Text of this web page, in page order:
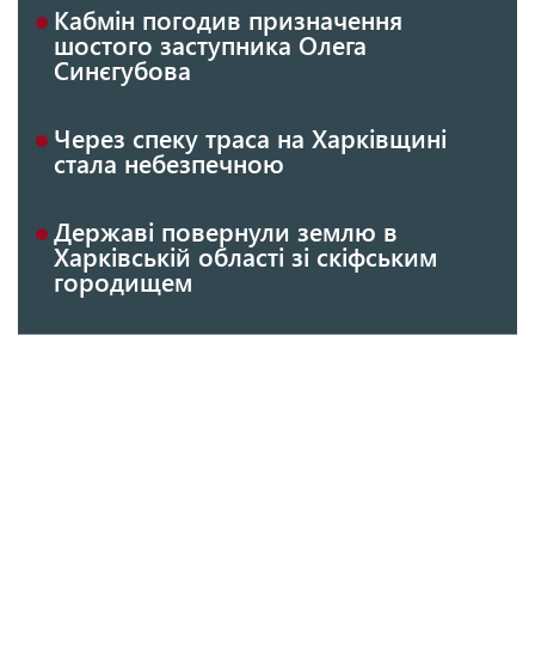
Кабмін погодив призначення
шостого заступника Олега
Синєгубова
Через спеку траса на Харківщині
стала небезпечною
Державі повернули землю в
Харківській області зі скіфським
городищем